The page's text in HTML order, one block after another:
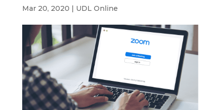
Mar 20, 2020 | UDL Online